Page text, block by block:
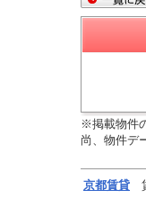
※掲載物件
尚、物件デ
京都賃貸